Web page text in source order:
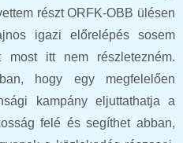
részt ORFK-OBB ülésen
igazi előrelépés sosem
most itt nem részletezném.
hogy egy megfelelően
kampány eljuttathatja a
felé és segíthet abban,